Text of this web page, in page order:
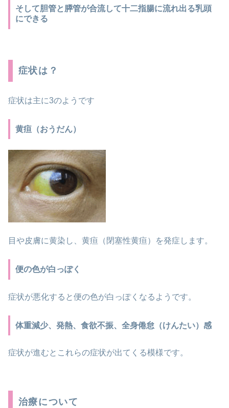
そして胆管と膵管が合流して十二指腸に流れ出る乳頭
にできる
症状は？
症状は主に3のようです
黄疸（おうだん）
目や皮膚に黄染し、黄疸（閉塞性黄疸）を発症します。
便の色が白っぽく
症状が悪化すると便の色が白っぽくなるようです。
体重減少、発熱、食欲不振、全身倦怠（けんたい）感
症状が進むとこれらの症状が出てくる模様です。
治療について